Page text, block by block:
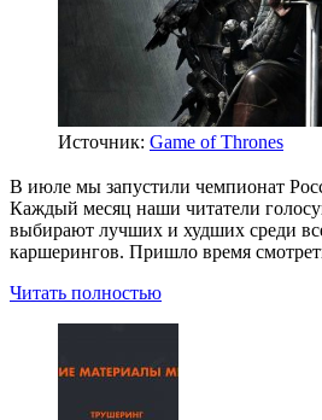
Источник: Game of Thrones
В июле мы запустили чемпионат
Каждый месяц наши читатели
выбирают лучших и худших среди
каршерингов. Пришло время
Читать полностью